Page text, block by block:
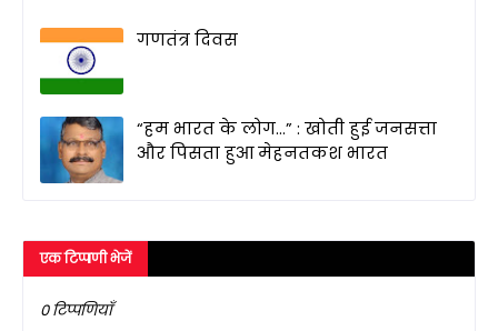
गणतंत्र दिवस
“हम भारत के लोग…” : खोती हुई जनसत्ता
और पिसता हुआ मेहनतकश भारत
एक टिप्पणी भेजें
0 टिप्पणियाँ